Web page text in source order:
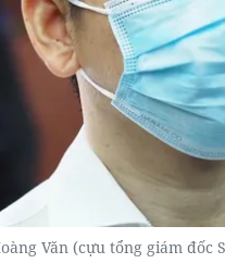
Văn (cựu tổng giám đốc